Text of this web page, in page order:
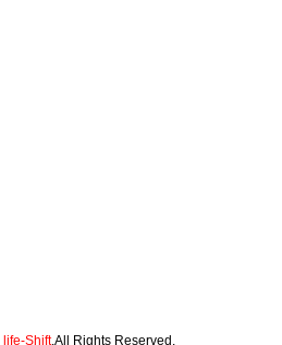
life-Shift.All Rights Reserved.